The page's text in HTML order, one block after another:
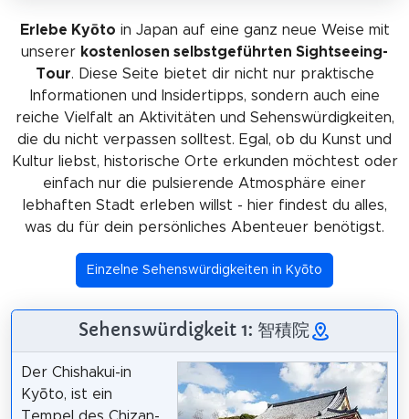
Erlebe Kyōto in Japan auf eine ganz neue Weise mit
unserer kostenlosen selbstgeführten Sightseeing-
Tour. Diese Seite bietet dir nicht nur praktische
Informationen und Insidertipps, sondern auch eine
reiche Vielfalt an Aktivitäten und Sehenswürdigkeiten,
die du nicht verpassen solltest. Egal, ob du Kunst und
Kultur liebst, historische Orte erkunden möchtest oder
einfach nur die pulsierende Atmosphäre einer
lebhaften Stadt erleben willst - hier findest du alles,
was du für dein persönliches Abenteuer benötigst.
Einzelne Sehenswürdigkeiten in Kyōto
Sehenswürdigkeit 1: 智積院
Der Chishakui-in
Kyōto, ist ein
Tempel des Chizan-